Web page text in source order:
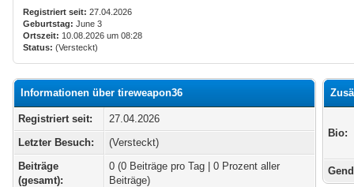
Registriert seit: 27.04.2026
Geburtstag: June 3
Ortszeit: 10.08.2026 um 08:28
Status: (Versteckt)
Informationen über tireweapon36
Registriert seit:
27.04.2026
Letzter Besuch:
(Versteckt)
Beiträge
(gesamt):
0 (0 Beiträge pro Tag | 0 Prozent aller
Beiträge)
Bio: